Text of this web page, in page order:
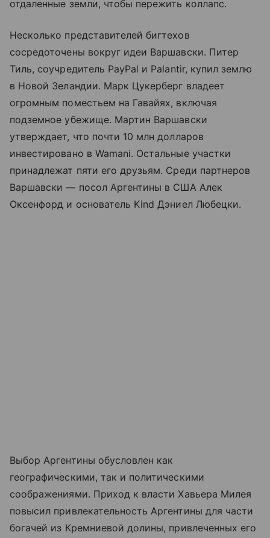
отдаленные земли, чтобы пережить коллапс.
Несколько представителей бигтехов
сосредоточены вокруг идеи Варшавски. Питер
Тиль, соучредитель PayPal и Palantir, купил землю
в Новой Зеландии. Марк Цукерберг владеет
огромным поместьем на Гавайях, включая
подземное убежище. Мартин Варшавски
утверждает, что почти 10 млн долларов
инвестировано в Wamani. Остальные участки
принадлежат пяти его друзьям. Среди партнеров
Варшавски — посол Аргентины в США Алек
Оксенфорд и основатель Kind Дэниел Любецки.
Выбор Аргентины обусловлен как
географическими, так и политическими
соображениями. Приход к власти Хавьера Милея
повысил привлекательность Аргентины для части
богачей из Кремниевой долины, привлеченных его